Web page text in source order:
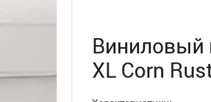
Виниловый
XL Corn